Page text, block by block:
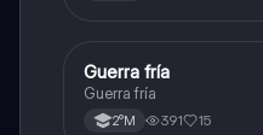
Historia
Guerra fría
Guerra fría
2°M 391 15